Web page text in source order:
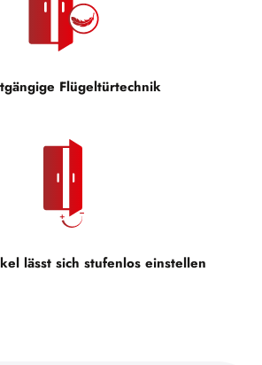
Flügeltürtechnik
lässt sich stufenlos einstellen